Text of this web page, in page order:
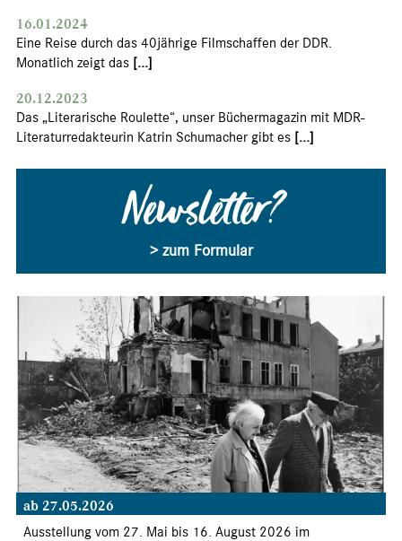
16.01.2024
Eine Reise durch das 40jährige Filmschaffen der DDR.
Monatlich zeigt das [...]
20.12.2023
Das „Literarische Roulette“, unser Büchermagazin mit MDR-
Literaturredakteurin Katrin Schumacher gibt es [...]
Newsletter?
> zum Formular
ab 27.05.2026
Ausstellung vom 27. Mai bis 16. August 2026 im